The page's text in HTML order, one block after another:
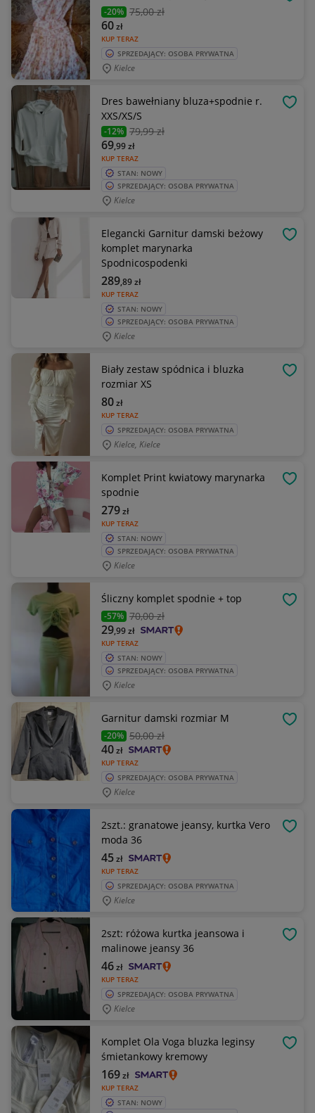
-20% 75,00 zł
KUP TERAZ
60zł
SPRZEDAJĄCY: OSOBA PRYWATNA
Kielce
Dres bawełniany bluza+spodnie r.
XXS/XS/S
-12% 79,99 zł
KUP TERAZ
69,99zł
STAN: NOWY
SPRZEDAJĄCY: OSOBA PRYWATNA
Kielce
Elegancki Garnitur damski beżowy
komplet marynarka
Spodnicospodenki
KUP TERAZ
289,89zł
STAN: NOWY
SPRZEDAJĄCY: OSOBA PRYWATNA
Kielce
Biały zestaw spódnica i bluzka
rozmiar XS
KUP TERAZ
80zł
SPRZEDAJĄCY: OSOBA PRYWATNA
Kielce, Kielce
Komplet Print kwiatowy marynarka
spodnie
KUP TERAZ
279zł
STAN: NOWY
SPRZEDAJĄCY: OSOBA PRYWATNA
Kielce
Śliczny komplet spodnie + top
-57% 70,00 zł
KUP TERAZ
29,99zł
STAN: NOWY
SPRZEDAJĄCY: OSOBA PRYWATNA
Kielce
Garnitur damski rozmiar M
-20% 50,00 zł
KUP TERAZ
40zł
SPRZEDAJĄCY: OSOBA PRYWATNA
Kielce
2szt.: granatowe jeansy, kurtka Vero
moda 36
KUP TERAZ
45zł
SPRZEDAJĄCY: OSOBA PRYWATNA
Kielce
2szt: różowa kurtka jeansowa i
malinowe jeansy 36
KUP TERAZ
46zł
SPRZEDAJĄCY: OSOBA PRYWATNA
Kielce
Komplet Ola Voga bluzka leginsy
śmietankowy kremowy
KUP TERAZ
169zł
STAN: NOWY